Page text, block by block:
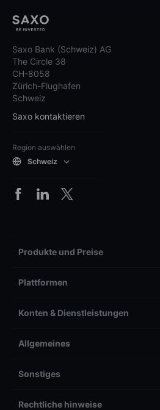
Saxo Bank (Schweiz) AG
The Circle 38
CH-8058
Zürich-Flughafen
Schweiz
Saxo kontaktieren
Region auswählen
Schweiz
Produkte und Preise
Plattformen
Konten & Dienstleistungen
Allgemeines
Sonstiges
Rechtliche hinweise